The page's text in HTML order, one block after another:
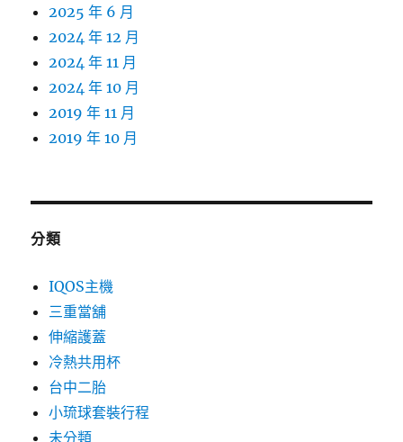
2025 年 6 月
2024 年 12 月
2024 年 11 月
2024 年 10 月
2019 年 11 月
2019 年 10 月
分類
IQOS主機
三重當舖
伸縮護蓋
冷熱共用杯
台中二胎
小琉球套裝行程
未分類